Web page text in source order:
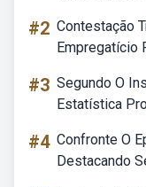
#2 Contestação
Empregatício
#3 Segundo O
Estatística
#4 Confronte O
Destacando